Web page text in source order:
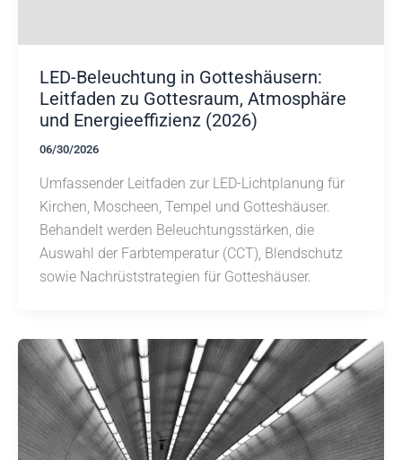
LED-Beleuchtung in Gotteshäusern:
Leitfaden zu Gottesraum, Atmosphäre
und Energieeffizienz (2026)
06/30/2026
Umfassender Leitfaden zur LED-Lichtplanung für
Kirchen, Moscheen, Tempel und Gotteshäuser.
Behandelt werden Beleuchtungsstärken, die
Auswahl der Farbtemperatur (CCT), Blendschutz
sowie Nachrüststrategien für Gotteshäuser.